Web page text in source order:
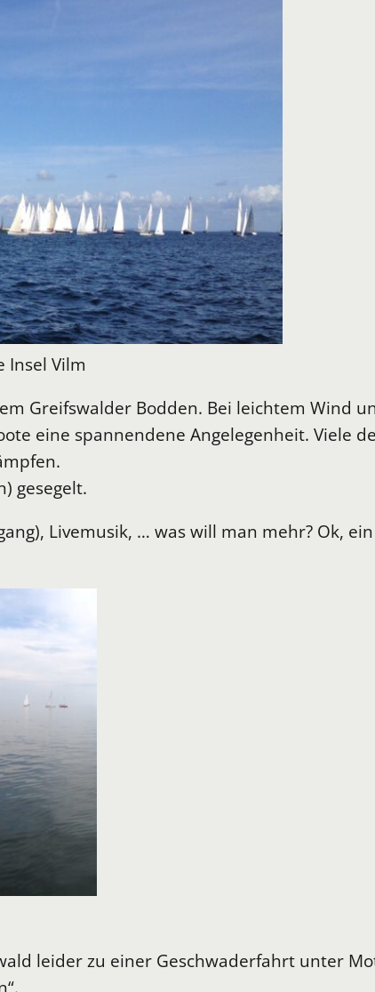
Insel Vilm
Greifswalder Bodden. Bei leichtem Wind
eine spannendene Angelegenheit. Viele
gesegelt.
Livemusik, … was will man mehr? Ok,
leider zu einer Geschwaderfahrt unter